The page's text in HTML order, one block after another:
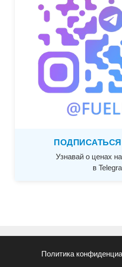
Узнавай о ценах
в
Политика